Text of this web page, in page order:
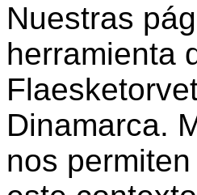
Nuestras
herramienta
Dinamarca.
nos